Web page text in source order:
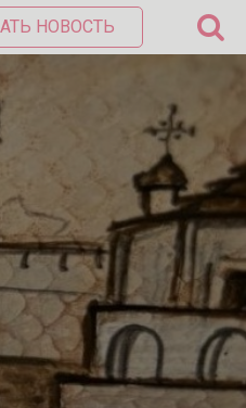
ПРИСЛАТЬ НОВОСТЬ